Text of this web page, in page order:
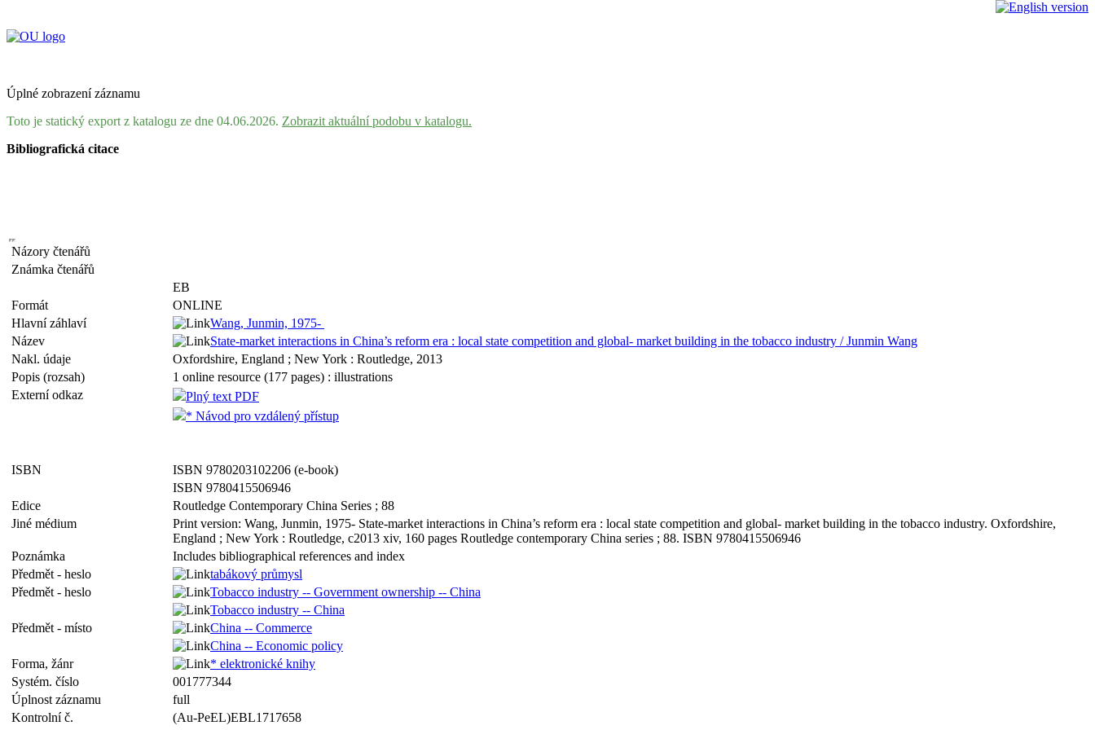
Úplné zobrazení záznamu
Toto je statický export z katalogu ze dne 04.06.2026. Zobrazit aktuální podobu v katalogu.
Bibliografická citace
Názory čtenářů
Známka čtenářů
EB
Formát
ONLINE
Hlavní záhlaví
Wang, Junmin, 1975-
Název
State-market interactions in China’s reform era : local state competition and global- market building in the tobacco industry / Junmin Wang
Nakl. údaje
Oxfordshire, England ; New York : Routledge, 2013
Popis (rozsah)
1 online resource (177 pages) : illustrations
Externí odkaz
Plný text PDF
* Návod pro vzdálený přístup
ISBN
ISBN 9780203102206 (e-book)
ISBN 9780415506946
Edice
Routledge Contemporary China Series ; 88
Jiné médium
Print version: Wang, Junmin, 1975- State-market interactions in China’s reform era : local state competition and global- market building in the tobacco industry. Oxfordshire,
England ; New York : Routledge, c2013 xiv, 160 pages Routledge contemporary China series ; 88. ISBN 9780415506946
Poznámka
Includes bibliographical references and index
Předmět - heslo
tabákový průmysl
Předmět - heslo
Tobacco industry -- Government ownership -- China
Tobacco industry -- China
Předmět - místo
China -- Commerce
China -- Economic policy
Forma, žánr
* elektronické knihy
Systém. číslo
001777344
Úplnost záznamu
full
Kontrolní č.
(Au-PeEL)EBL1717658